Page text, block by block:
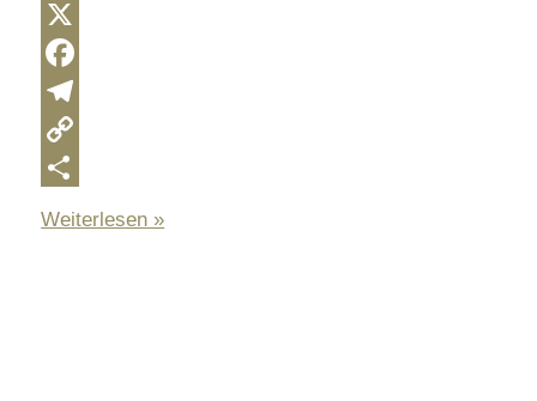
WhatsApp
X
Facebook
Telegram
Copy
Wir
Weiterlesen »